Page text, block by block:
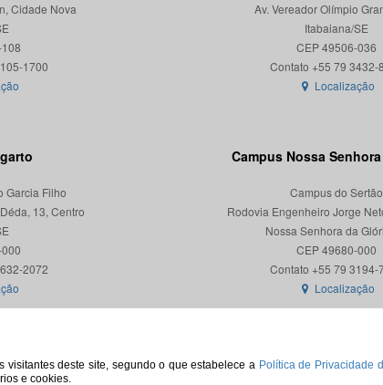
visitantes deste site, segundo o que estabelece a Política de Privacidade
e cookies.
Cidade Nova
Av. Vereador Olímpio
Itabaiana/SE
CEP 49506-036
Localização
Garcia Filho
13, Centro
Campus Nossa
Campus do Sertão
Rodovia Engenheiro Jorge
Nossa Senhora da
CEP 49680-000
Localização